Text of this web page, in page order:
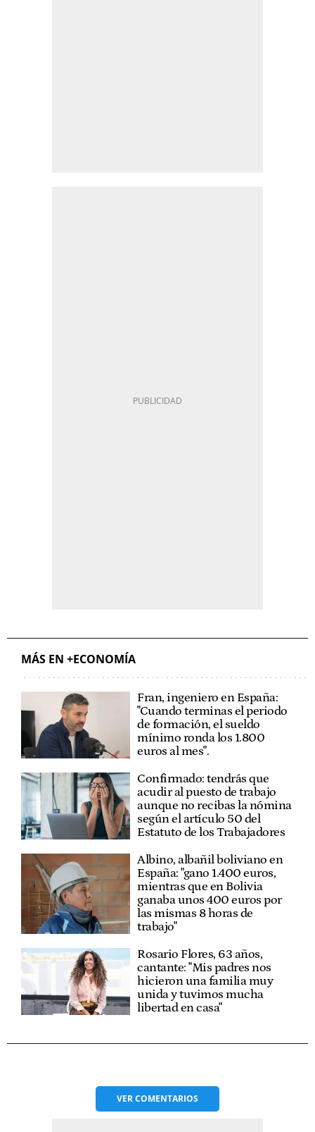
MÁS EN +ECONOMÍA
Fran, ingeniero en España:
"Cuando terminas el periodo
de formación, el sueldo
mínimo ronda los 1.800
euros al mes".
Confirmado: tendrás que
acudir al puesto de trabajo
aunque no recibas la nómina
según el artículo 50 del
Estatuto de los Trabajadores
Albino, albañil boliviano en
España: "gano 1.400 euros,
mientras que en Bolivia
ganaba unos 400 euros por
las mismas 8 horas de
trabajo"
Rosario Flores, 63 años,
cantante: "Mis padres nos
hicieron una familia muy
unida y tuvimos mucha
libertad en casa"
VERCOMENTARIOS